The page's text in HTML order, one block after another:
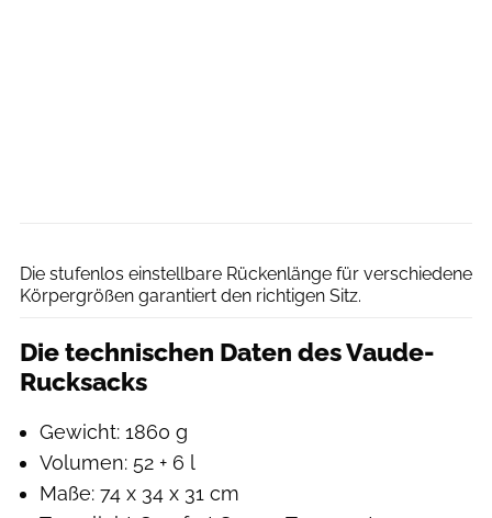
Die stufenlos einstellbare Rückenlänge für verschiedene
Körpergrößen garantiert den richtigen Sitz.
Die technischen Daten des Vaude-
Rucksacks
Gewicht: 1860 g
Volumen: 52 + 6 l
Maße: 74 x 34 x 31 cm